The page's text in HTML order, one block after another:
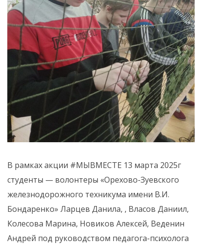
В рамках акции #МЫВМЕСТЕ 13 марта 2025г
студенты — волонтеры «Орехово-Зуевского
железнодорожного техникума имени В.И.
Бондаренко» Ларцев Данила, , Власов Даниил,
Колесова Марина, Новиков Алексей, Веденин
Андрей под руководством педагога-психолога